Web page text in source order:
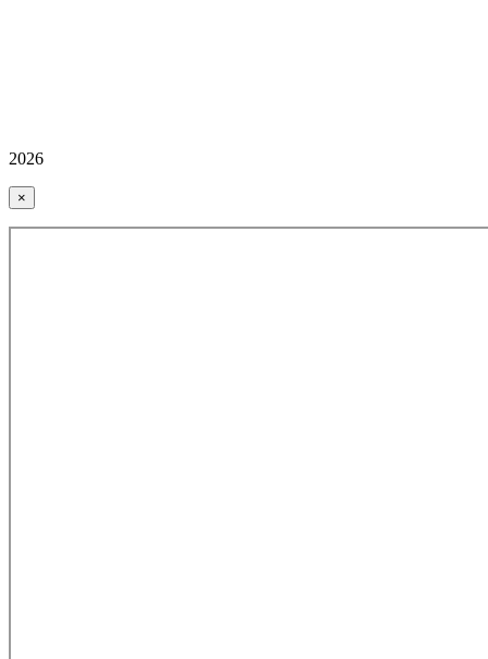
2026
×